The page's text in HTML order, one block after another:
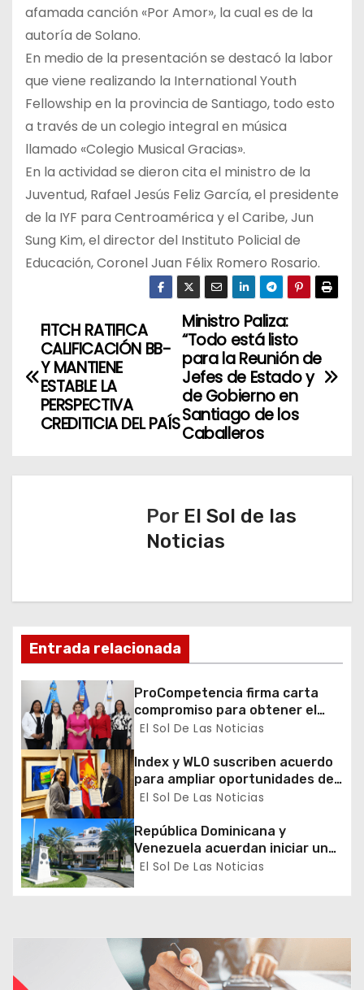
afamada canción «Por Amor», la cual es de la
autoría de Solano.
En medio de la presentación se destacó la labor
que viene realizando la International Youth
Fellowship en la provincia de Santiago, todo esto
a través de un colegio integral en música
llamado «Colegio Musical Gracias».
En la actividad se dieron cita el ministro de la
Juventud, Rafael Jesús Feliz García, el presidente
de la IYF para Centroamérica y el Caribe, Jun
Sung Kim, el director del Instituto Policial de
Educación, Coronel Juan Félix Romero Rosario.
N
a
ó
n
d
e
e
n
t
r
a
Ministro Paliza:
“Todo está listo
para la Reunión de
Jefes de Estado y
de Gobierno en
Santiago de los
Caballeros
FITCH RATIFICA
CALIFICACIÓN BB-
Y MANTIENE
ESTABLE LA
PERSPECTIVA
CREDITICIA DEL PAÍS
Por El Sol de las
Noticias
Entrada relacionada
ProCompetencia firma carta
compromiso para obtener el
Sello Igualando RD para el
El Sol De Las Noticias
Index y WLO suscriben acuerdo
para ampliar oportunidades de
formación de dominicanos en el
El Sol De Las Noticias
República Dominicana y
Venezuela acuerdan iniciar un
proceso de normalización
El Sol De Las Noticias